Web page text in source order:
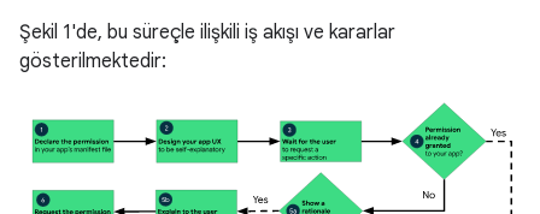
Şekil 1'de, bu süreçle ilişkili iş akışı ve kararlar
gösterilmektedir: